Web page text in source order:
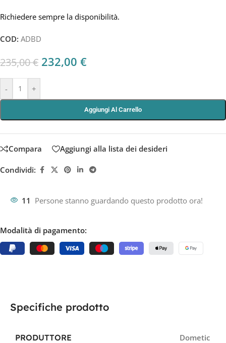
Richiedere sempre la disponibilità.
COD: ADBD
235,00€ 232,00 €
- +
Aggiungi Al Carrello
Compara Aggiungi alla lista dei desideri
Condividi:
11 Persone stanno guardando questo prodotto ora!
Modalità di pagamento:
Specifiche prodotto
PRODUTTORE Dometic